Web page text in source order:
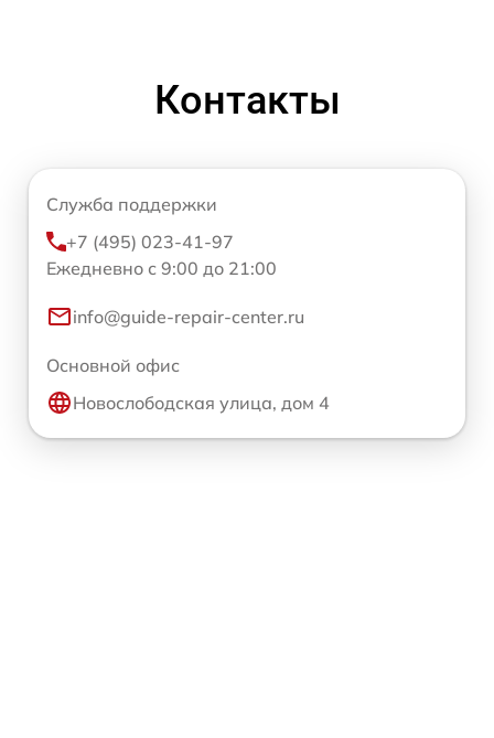
Контакты
Служба поддержки
+7 (495) 023-41-97
Ежедневно с 9:00 до 21:00
info@guide-repair-center.ru
Основной офис
Новослободская улица, дом 4